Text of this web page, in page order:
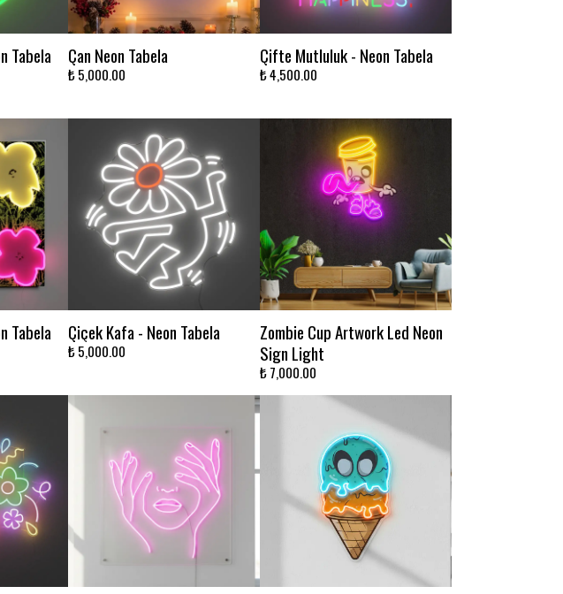
Tabela Çan Neon Tabela
₺ 5,000.00
Çifte Mutluluk - Neon Tabela
₺ 4,500.00
Tabela Çiçek Kafa - Neon Tabela
₺ 5,000.00
Zombie Cup Artwork Led Neon
Sign Light
₺ 7,000.00